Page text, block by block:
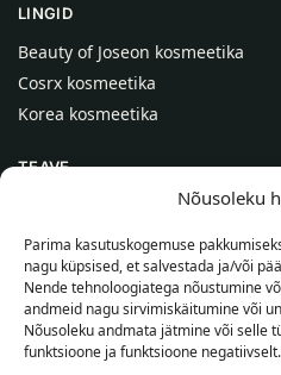
Nõusoleku
Parima kasutuskogemuse
nagu küpsised, et salvestada ja/või
Nende tehnoloogiatega nõustumine
andmeid nagu sirvimiskäitumine või
Nõusoleku andmata jätmine või selle
funktsioone ja funktsioone negatiivselt.
LINGID
Beauty of Joseon kosmeetika
Cosrx kosmeetika
Korea kosmeetika
TEAVE
Kontaktid
Abi
TEAVE OSTJALE
Tarnetingimused